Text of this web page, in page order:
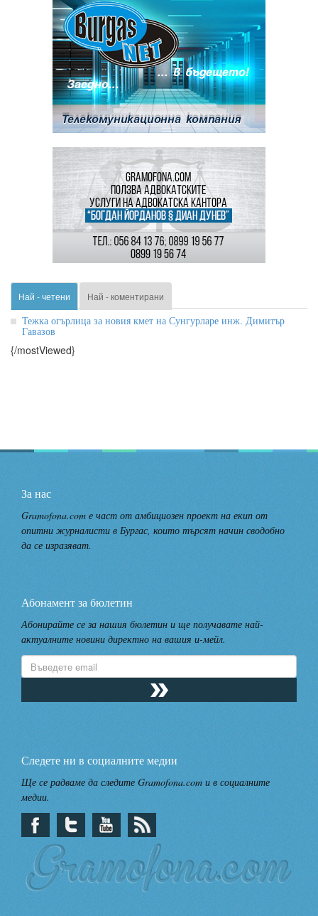
Най - четени Най - коментирани
Тежка огърлица за новия кмет на Сунгурларе инж. Димитър
Гавазов
{/mostViewed}
За нас
Gramofona.com е част от амбициозен проект на екип от
опитни журналисти в Бургас, които търсят начин сводобно
да се изразяват.
Абонамент за бюлетин
Абонирайте се за нашия бюлетин и ще получавате най-
актуалните новини директно на вашия и-мейл.
Следете ни в социалните медии
Ще се радваме да следите Gramofona.com и в социалните
медии.